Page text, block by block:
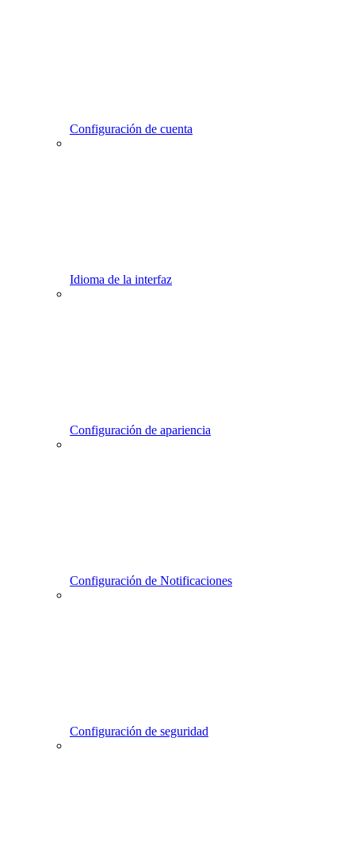
Configuración de cuenta
Idioma de la interfaz
Configuración de apariencia
Configuración de Notificaciones
Configuración de seguridad